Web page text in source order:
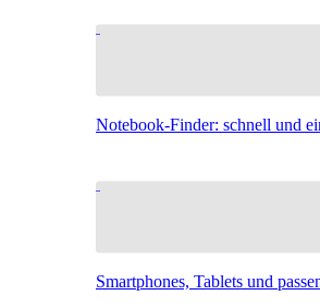
Notebook-Finder: schnell und
Smartphones, Tablets und